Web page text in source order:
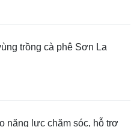
trồng cà phê Sơn La
năng lực chăm sóc, hỗ trợ